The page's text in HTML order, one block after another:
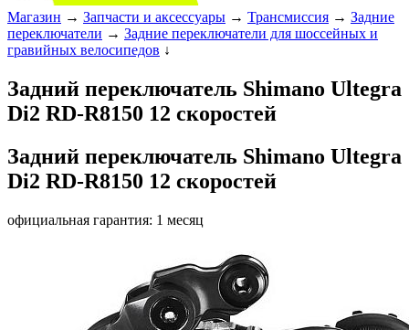
Магазин → Запчасти и аксессуары → Трансмиссия → Задние
переключатели → Задние переключатели для шоссейных и
гравийных велосипедов ↓
Задний переключатель Shimano Ultegra
Di2 RD-R8150 12 скоростей
Задний переключатель Shimano Ultegra
Di2 RD-R8150 12 скоростей
официальная гарантия: 1 месяц